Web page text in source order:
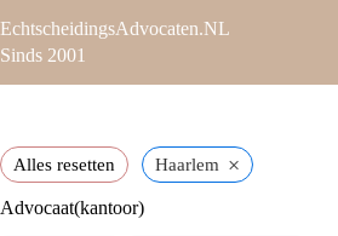
EchtscheidingsAdvocaten.NL
Sinds 2001
Alles resetten Haarlem ×
Advocaat(kantoor)